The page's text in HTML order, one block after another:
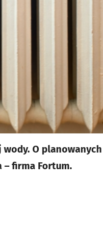
wody. O
firma Fortum.